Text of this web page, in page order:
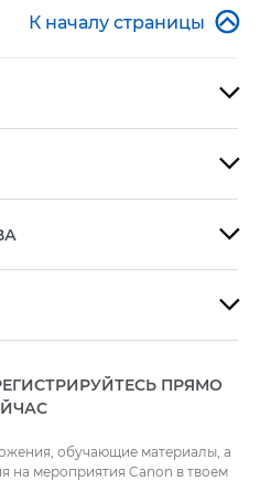
К началу страницы 




ПРЯМО
обучающие материалы, а
на мероприятия Canon в твоем